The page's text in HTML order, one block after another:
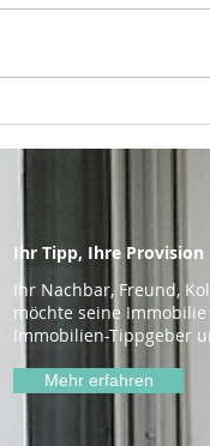
Ihr Tipp, Ihre Provision
Ihr Nachbar, Freund,
möchte seine
Immobilien-Tippgeber
Mehr erfahren